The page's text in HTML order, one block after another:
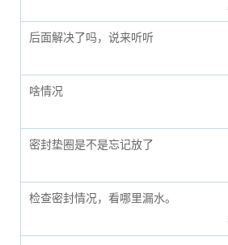
后面解决了吗，说来听听
啥情况
密封垫圈是不是忘记放了
检查密封情况，看哪里漏水。